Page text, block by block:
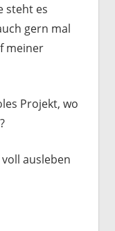
steht es
gern mal
meiner
Projekt, wo
ausleben